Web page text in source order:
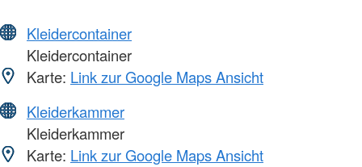
Kleidercontainer
Kleidercontainer
Karte: Link zur Google Maps Ansicht
Kleiderkammer
Kleiderkammer
Karte: Link zur Google Maps Ansicht